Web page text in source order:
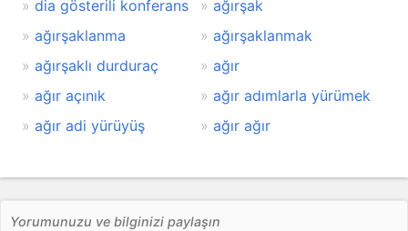
dia gösterili konferans
ağırşak
ağırşaklanma
ağırşaklanmak
ağırşaklı durduraç
ağır
ağır açınık
ağır adımlarla yürümek
ağır adi yürüyüş
ağır ağır
Yorumunuzu ve bilginizi paylaşın